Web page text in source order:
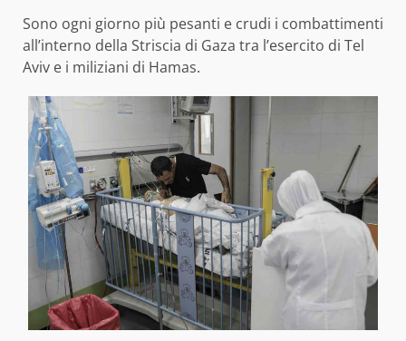
Sono ogni giorno più pesanti e crudi i combattimenti
all’interno della Striscia di Gaza tra l’esercito di Tel
Aviv e i miliziani di Hamas.